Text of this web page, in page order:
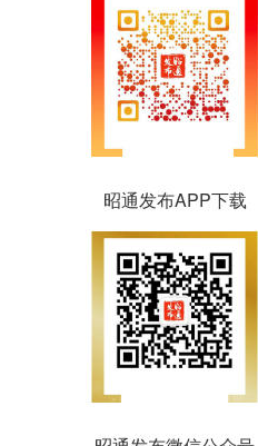
昭通发布APP下载